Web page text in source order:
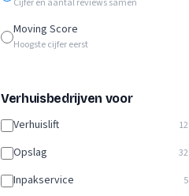
Cijfer en aantal reviews samen
Moving Score
Hoogste cijfer eerst
Verhuisbedrijven voor
Verhuislift 12
Opslag 32
Inpakservice 5